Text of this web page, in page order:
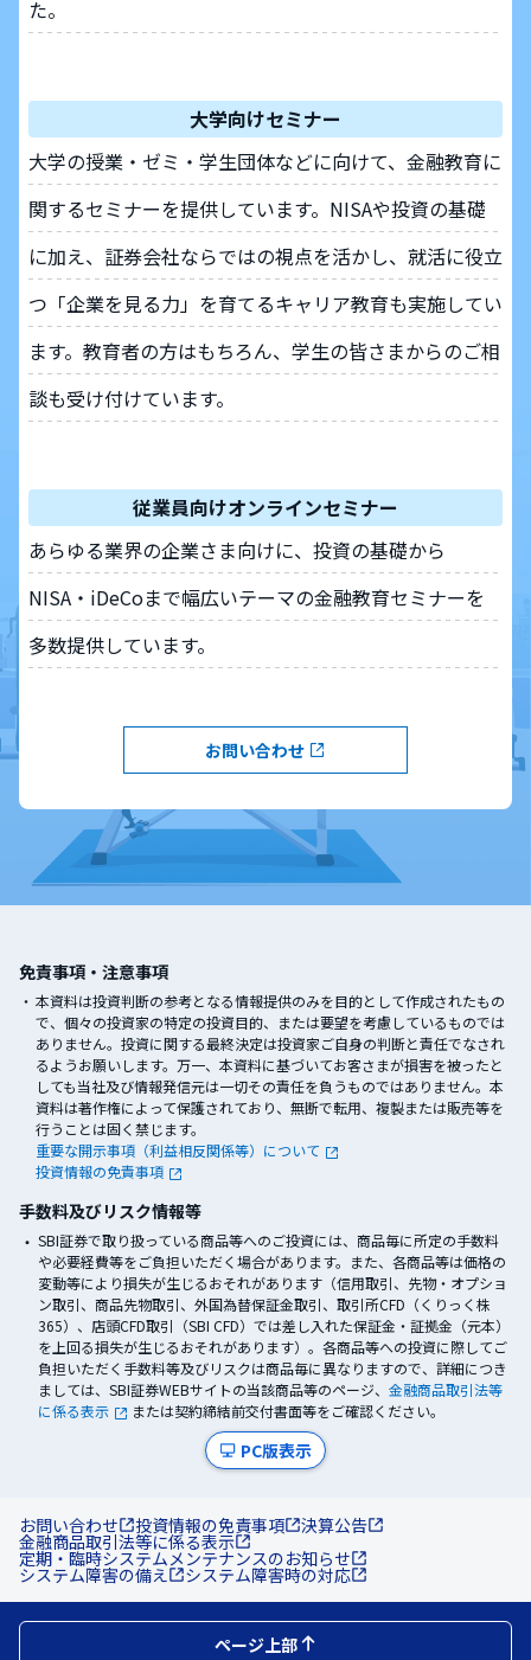
た。
大学向けセミナー
大学の授業・ゼミ・学生団体などに向けて、金融教育に
関するセミナーを提供しています。NISAや投資の基礎
に加え、証券会社ならではの視点を活かし、就活に役立
つ「企業を見る力」を育てるキャリア教育も実施してい
ます。教育者の方はもちろん、学生の皆さまからのご相
談も受け付けています。
従業員向けオンラインセミナー
あらゆる業界の企業さま向けに、投資の基礎から
NISA・iDeCoまで幅広いテーマの金融教育セミナーを
多数提供しています。
お問い合わせ
免責事項・注意事項
本資料は投資判断の参考となる情報提供のみを目的として作成されたもの
で、個々の投資家の特定の投資目的、または要望を考慮しているものでは
ありません。投資に関する最終決定は投資家ご自身の判断と責任でなされ
るようお願いします。万一、本資料に基づいてお客さまが損害を被ったと
しても当社及び情報発信元は一切その責任を負うものではありません。本
資料は著作権によって保護されており、無断で転用、複製または販売等を
行うことは固く禁じます。
重要な開示事項（利益相反関係等）について
投資情報の免責事項
手数料及びリスク情報等
SBI証券で取り扱っている商品等へのご投資には、商品毎に所定の手数料
や必要経費等をご負担いただく場合があります。また、各商品等は価格の
変動等により損失が生じるおそれがあります（信用取引、先物・オプショ
ン取引、商品先物取引、外国為替保証金取引、取引所CFD（くりっく株
365）、店頭CFD取引（SBI CFD）では差し入れた保証金・証拠金（元本）
を上回る損失が生じるおそれがあります）。各商品等への投資に際してご
負担いただく手数料等及びリスクは商品毎に異なりますので、詳細につき
ましては、SBI証券WEBサイトの当該商品等のページ、 金融商品取引法等
に係る表示
または契約締結前交付書面等をご確認ください。
PC版表示
お問い合わせ 投資情報の免責事項 決算公告
金融商品取引法等に係る表示
定期・臨時システムメンテナンスのお知らせ
システム障害の備え システム障害時の対応
ページ上部